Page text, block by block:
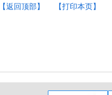
【打印本页】
【返回顶部】